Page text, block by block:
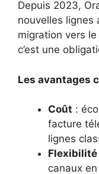
Depuis 2023,
nouvelles lignes
migration vers
c’est une
Les avantages
Coût :
facture
lignes
Flexibilité
canaux